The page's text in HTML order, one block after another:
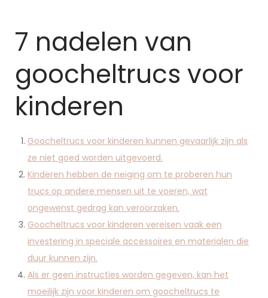
7 nadelen van
goocheltrucs voor
kinderen
Goocheltrucs voor kinderen kunnen gevaarlijk zijn als
ze niet goed worden uitgevoerd.
Kinderen hebben de neiging om te proberen hun
trucs op andere mensen uit te voeren, wat
ongewenst gedrag kan veroorzaken.
Goocheltrucs voor kinderen vereisen vaak een
investering in speciale accessoires en materialen die
duur kunnen zijn.
Als er geen instructies worden gegeven, kan het
moeilijk zijn voor kinderen om goocheltrucs te